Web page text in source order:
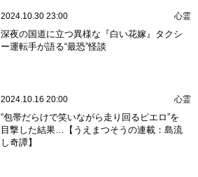
2024.10.30 23:00 心霊
深夜の国道に立つ異様な『白い花嫁』タクシ
ー運転手が語る“最恐”怪談
2024.10.16 20:00 心霊
“包帯だらけで笑いながら走り回るピエロ”を
目撃した結果…【うえまつそうの連載：島流
し奇譚】